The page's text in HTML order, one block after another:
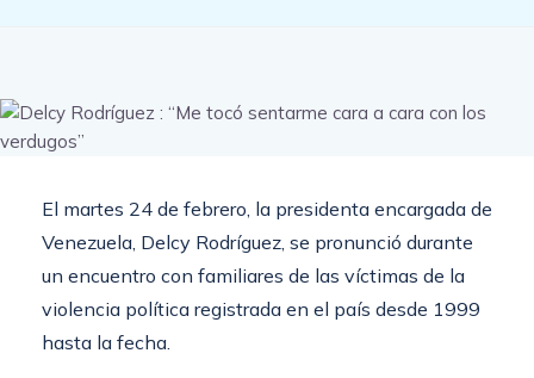
El martes 24 de febrero, la presidenta encargada de
Venezuela, Delcy Rodríguez, se pronunció durante
un encuentro con familiares de las víctimas de la
violencia política registrada en el país desde 1999
hasta la fecha.